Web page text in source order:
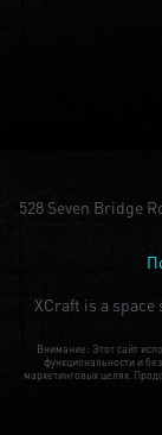
528 Seven Bridge
XCraft is a
Внимание: Этот сайт
функциональности и
маркетинговых целях.